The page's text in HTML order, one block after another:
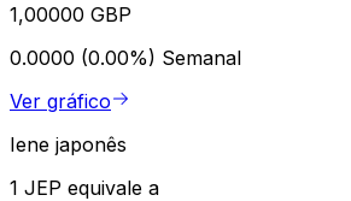
1,00000 GBP
0.0000 (0.00%) Semanal
Ver gráfico
Iene japonês
1 JEP equivale a